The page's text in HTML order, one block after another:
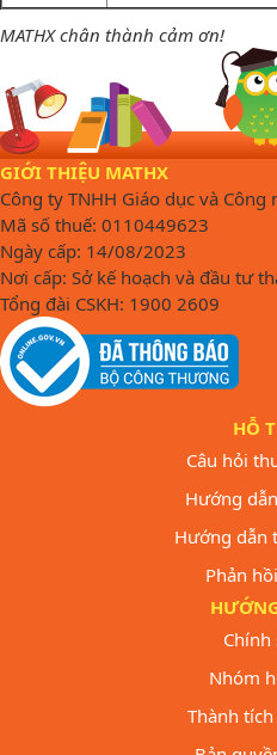
MATHX chân thành cảm ơn!
GIỚI THIỆU MATHX
Công ty TNHH Giáo dục và Công
Mã số thuế: 0110449623
Ngày cấp: 14/08/2023
Nơi cấp: Sở kế hoạch và đầu tư
Tổng đài CSKH: 1900 2609
HỖ
Câu hỏi
Hướng
Hướng dẫn
Phản
Chính
Nhóm
Thành